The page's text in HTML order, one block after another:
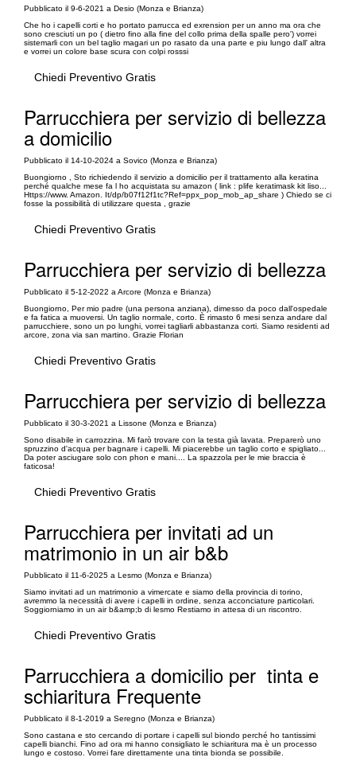
Pubblicato il 9-6-2021 a Desio (Monza e Brianza)
Che ho i capelli corti e ho portato parrucca ed exrension per un anno ma ora che
sono cresciuti un po ( dietro fino alla fine del collo prima della spalle pero') vorrei
sistemarli con un bel taglio magari un po rasato da una parte e piu lungo dall' altra
e vorrei un colore base scura con colpi rosssi
Chiedi Preventivo Gratis
Parrucchiera per servizio di bellezza
a domicilio
Pubblicato il 14-10-2024 a Sovico (Monza e Brianza)
Buongiorno , Sto richiedendo il servizio a domicilio per il trattamento alla keratina
perché qualche mese fa l ho acquistata su amazon ( link : plife keratimask kit liso...
Https://www. Amazon. It/dp/b07f12f1tc?Ref=ppx_pop_mob_ap_share ) Chiedo se ci
fosse la possibilità di utilizzare questa , grazie
Chiedi Preventivo Gratis
Parrucchiera per servizio di bellezza
Pubblicato il 5-12-2022 a Arcore (Monza e Brianza)
Buongiorno, Per mio padre (una persona anziana), dimesso da poco dall'ospedale
e fa fatica a muoversi. Un taglio normale, corto. È rimasto 6 mesi senza andare dal
parrucchiere, sono un po lunghi, vorrei tagliarli abbastanza corti. Siamo residenti ad
arcore, zona via san martino. Grazie Florian
Chiedi Preventivo Gratis
Parrucchiera per servizio di bellezza
Pubblicato il 30-3-2021 a Lissone (Monza e Brianza)
Sono disabile in carrozzina. Mi farò trovare con la testa già lavata. Preparerò uno
spruzzino d'acqua per bagnare i capelli. Mi piacerebbe un taglio corto e spigliato...
Da poter asciugare solo con phon e mani.... La spazzola per le mie braccia è
faticosa!
Chiedi Preventivo Gratis
Parrucchiera per invitati ad un
matrimonio in un air b&b
Pubblicato il 11-6-2025 a Lesmo (Monza e Brianza)
Siamo invitati ad un matrimonio a vimercate e siamo della provincia di torino,
avremmo la necessità di avere i capelli in ordine, senza acconciature particolari.
Soggiorniamo in un air b&amp;b di lesmo Restiamo in attesa di un riscontro.
Chiedi Preventivo Gratis
Parrucchiera a domicilio per tinta e
schiaritura Frequente
Pubblicato il 8-1-2019 a Seregno (Monza e Brianza)
Sono castana e sto cercando di portare i capelli sul biondo perché ho tantissimi
capelli bianchi. Fino ad ora mi hanno consigliato le schiaritura ma è un processo
lungo e costoso. Vorrei fare direttamente una tinta bionda se possibile.